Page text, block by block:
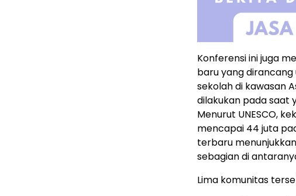
Konferensi ini juga
baru yang
sekolah di kawasan
dilakukan pada saat
Menurut UNESCO,
mencapai 44 juta
terbaru
sebagian di
Lima komunitas